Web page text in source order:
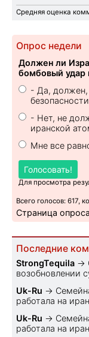
Средняя оценка
Опрос недели
Должен ли
бомбовый удар
- Да, должен,
- Нет, не
иранской
Мне все
Голосовать!
Для просмотра
Всего голосов: 617,
Страница
Последние
StrongTequila →
возобновлении
Uk-Ru →
работала на
Uk-Ru →
работала на